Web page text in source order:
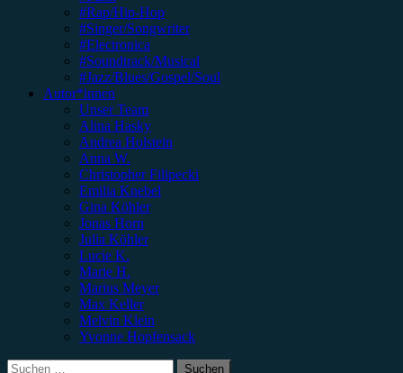
#Rap/Hip-Hop
#Singer/Songwriter
#Electronica
#Soundtrack/Musical
#Jazz/Blues/Gospel/Soul
Autor*innen
Unser Team
Alina Hasky
Andrea Holstein
Anna W.
Christopher Filipecki
Emilia Knebel
Gina Köhler
Jonas Horn
Julia Köhler
Lucie K.
Marie H.
Marius Meyer
Max Keller
Melvin Klein
Yvonne Hopfensack
Suchen